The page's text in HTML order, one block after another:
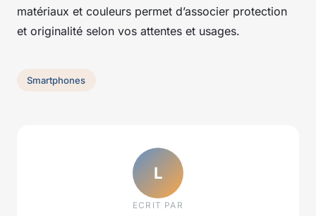
matériaux et couleurs permet d’associer protection
et originalité selon vos attentes et usages.
Smartphones
L
ECRIT PAR